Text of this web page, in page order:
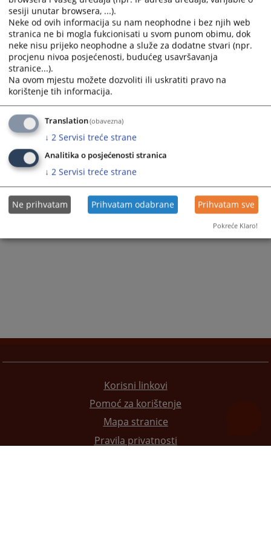
Korisni linkovi
Pomoć za korištenje
Mapa stranice
Pravila privatnosti
sesiji unutar browsera, ...).
Neke od ovih informacija su nam neophodne i bez njih web
stranica ne bi mogla fukcionisati u svom punom obimu, dok
neke nisu prijeko neophodne a služe za dodatne stvari (npr.
procjenu nivoa posjećenosti, budućeg usavršavanja
stranice...).
Na ovom mjestu možete dozvoliti ili uskratiti pravo na
korištenje tih informacija.
Translation(obavezna)
↓ 2 Servisi treće strane
Analitika o posjećenosti stranica
↓ 2 Servisi treće strane
Ne prihvatam Prihvatam odabrane Prihvatam sve
Pokreće Klaro!